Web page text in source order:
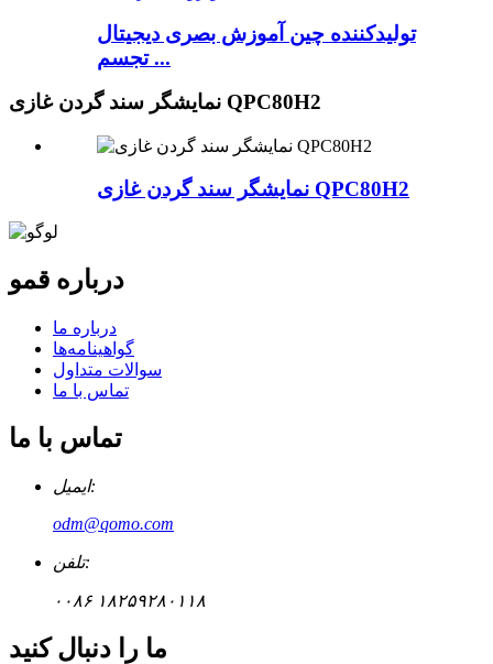
تولیدکننده چین آموزش بصری دیجیتال
تجسم ...
نمایشگر سند گردن غازی QPC80H2
نمایشگر سند گردن غازی QPC80H2
درباره قمو
درباره ما
گواهینامه‌ها
سوالات متداول
تماس با ما
تماس با ما
ایمیل:
odm@qomo.com
تلفن:
۰۰۸۶ ۱۸۲۵۹۲۸۰۱۱۸
ما را دنبال کنید